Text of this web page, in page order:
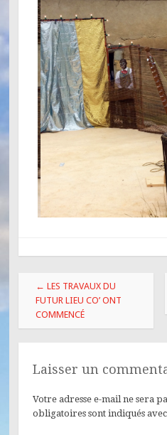
← LES TRAVAUX DU
FUTUR LIEU CO’ ONT
COMMENCÉ
Laisser un
Votre adresse e-mail ne sera
obligatoires sont indiqués avec